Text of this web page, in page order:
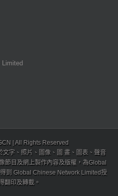
| All Rights Reserved
字、照片、圖像、圖 畫、圖表、聲音
節目及網上製作內容及版權，為Global
到 Global Chinese Network Limited授
翻印及轉載。